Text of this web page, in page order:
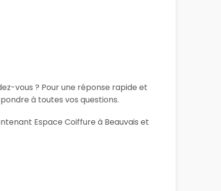
vous ? Pour une réponse rapide et
à toutes vos questions.
Espace Coiffure à Beauvais et